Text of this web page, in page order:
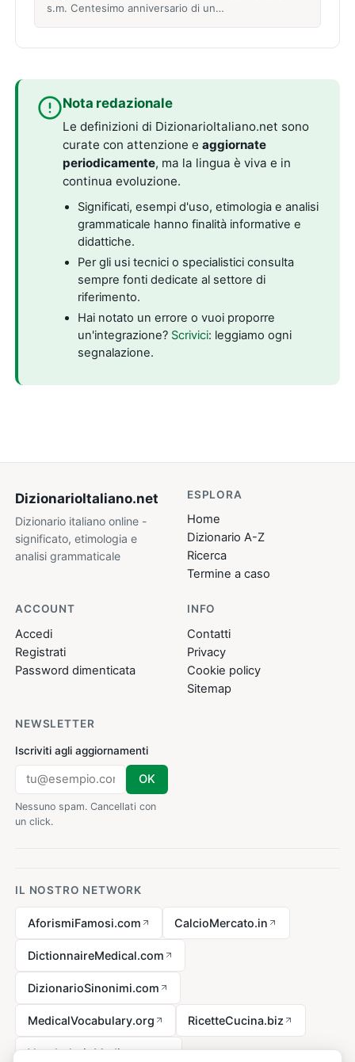
s.m. Centesimo anniversario di un…
Nota redazionale
Le definizioni di DizionarioItaliano.net sono
curate con attenzione eaggiornate
periodicamente, ma la lingua è viva e in
continua evoluzione.
Significati, esempi d'uso, etimologia e analisi
grammaticale hanno finalità informative e
didattiche.
Per gli usi tecnici o specialistici consulta
sempre fonti dedicate al settore di
riferimento.
Hai notato un errore o vuoi proporre
un'integrazione? Scrivici: leggiamo ogni
segnalazione.
DizionarioItaliano.net
Dizionario italiano online -
significato, etimologia e
analisi grammaticale
ESPLORA
Home
Dizionario A-Z
Ricerca
Termine a caso
ACCOUNT
Accedi
Registrati
Password dimenticata
INFO
Contatti
Privacy
Cookie policy
Sitemap
NEWSLETTER
Iscriviti agli aggiornamenti
OK
Nessuno spam. Cancellati con
un click.
IL NOSTRO NETWORK
AforismiFamosi.com CalcioMercato.in
DictionnaireMedical.com
DizionarioSinonimi.com
MedicalVocabulary.org RicetteCucina.biz
VocabolarioMedico.com